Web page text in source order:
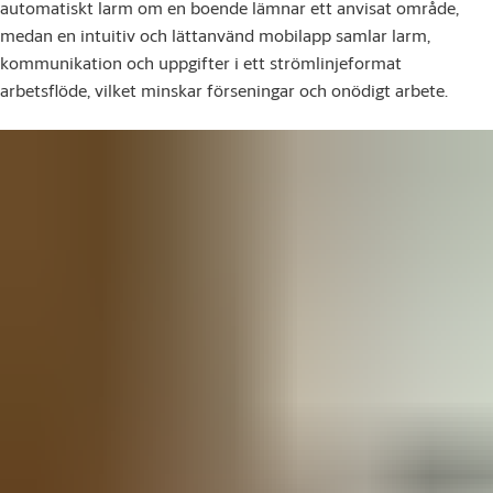
automatiskt larm om en boende lämnar ett anvisat område,
medan en intuitiv och lättanvänd mobilapp samlar larm,
kommunikation och uppgifter i ett strömlinjeformat
arbetsflöde, vilket minskar förseningar och onödigt arbete.